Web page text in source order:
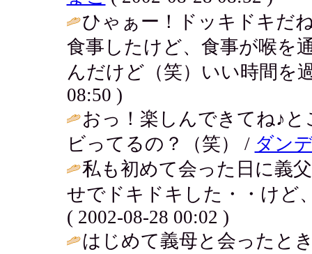
ひゃぁー！ドッキドキだ
食事したけど、食事が喉を
んだけど（笑）いい時間を
08:50 )
おっ！楽しんできてね♪
ビってるの？（笑） / ダン
私も初めて会った日に義
せでドキドキした・・けど
( 2002-08-28 00:02 )
はじめて義母と会ったと